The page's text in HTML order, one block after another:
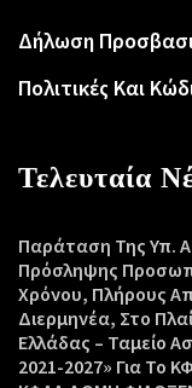
Δήλωση
Πολιτικές Και
Τελευταία
Παράταση Της Υπ.
Πρόσληψης
Χρόνου, Πλήρους
Διερμηνέα, Στο
Ελλάδας – Ταμείο
2021-2027» Για Το